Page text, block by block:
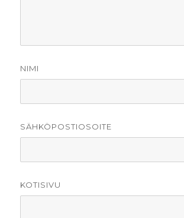
NIMI
SÄHKÖPOSTIOSOITE
KOTISIVU